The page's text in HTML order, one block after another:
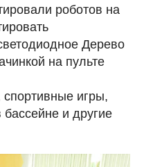
роботов на
Дерево
на пульте
игры,
и другие